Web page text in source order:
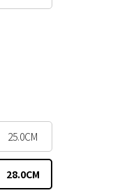
25.0CM
28.0CM